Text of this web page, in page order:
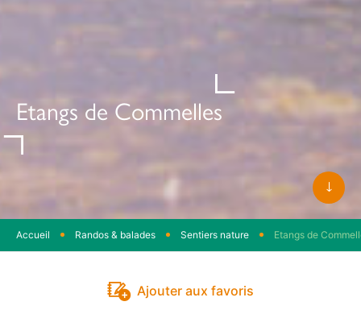
Etangs de Commelles
Accueil Randos & balades Sentiers nature Etangs de
Ajouter aux favoris